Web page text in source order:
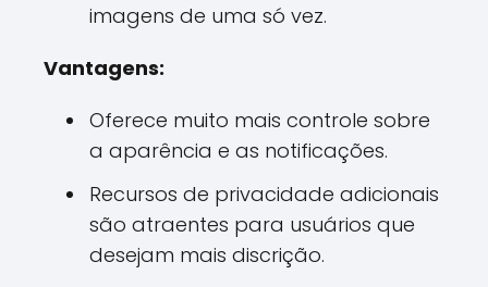
imagens de uma só vez.
Vantagens:
Oferece muito mais controle sobre
a aparência e as notificações.
Recursos de privacidade adicionais
são atraentes para usuários que
desejam mais discrição.